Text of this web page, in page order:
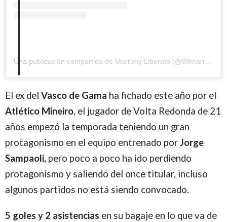
El ex del Vasco de Gama ha fichado este año por el
Atlético Mineiro, el jugador de Volta Redonda de 21
años empezó la temporada teniendo un gran
protagonismo en el equipo entrenado porJorge
Sampaoli, pero poco a poco ha ido perdiendo
protagonismo y saliendo del once titular, incluso
algunos partidos no está siendo convocado.
5 goles y 2 asistencias en su bagaje en lo que va de